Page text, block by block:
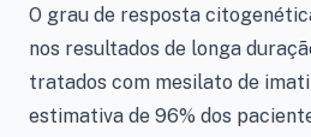
O grau de resposta
nos resultados de longa
tratados com mesilato de
estimativa de 96% dos